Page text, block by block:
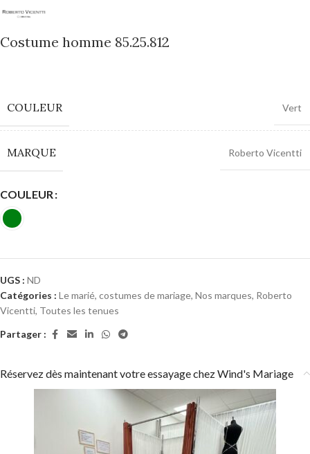
Costume homme 85.25.812
COULEUR Vert
MARQUE Roberto Vicentti
COULEUR
UGS : ND
Catégories : Le marié, costumes de mariage, Nos marques, Roberto
Vicentti, Toutes les tenues
Partager :
Réservez dès maintenant votre essayage chez Wind's Mariage